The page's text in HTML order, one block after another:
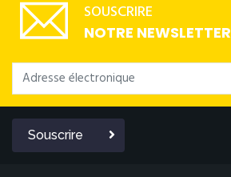
SOUSCRIRE
NOTRE NEWSLETTER
Souscrire